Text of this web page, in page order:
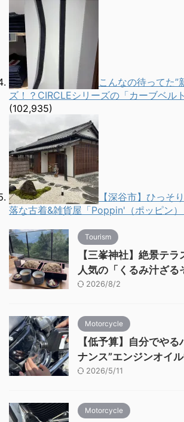
こんなの待ってた”
ズ！？CIRCLEシリーズの「カーブベル
(102,935)
【深谷市】ひっそ
落な古着&雑貨屋「Poppin'（ポッピン）
Tourism
【三峯神社】絶景テ
人気の「くるみ汁ざる
2026/8/2
Motorcycle
【低予算】自分でや
ナンス”エンジンオイ
2026/5/11
Motorcycle